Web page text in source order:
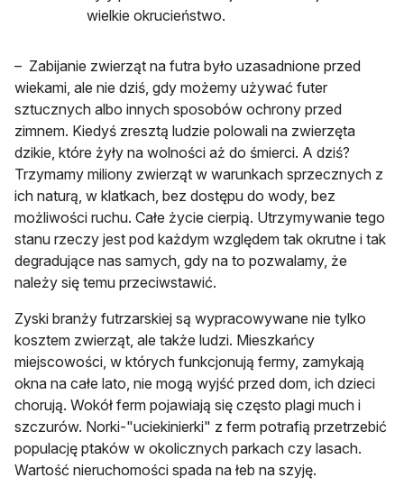
wielkie okrucieństwo.
– Zabijanie zwierząt na futra było uzasadnione przed
wiekami, ale nie dziś, gdy możemy używać futer
sztucznych albo innych sposobów ochrony przed
zimnem. Kiedyś zresztą ludzie polowali na zwierzęta
dzikie, które żyły na wolności aż do śmierci. A dziś?
Trzymamy miliony zwierząt w warunkach sprzecznych z
ich naturą, w klatkach, bez dostępu do wody, bez
możliwości ruchu. Całe życie cierpią. Utrzymywanie tego
stanu rzeczy jest pod każdym względem tak okrutne i tak
degradujące nas samych, gdy na to pozwalamy, że
należy się temu przeciwstawić.
Zyski branży futrzarskiej są wypracowywane nie tylko
kosztem zwierząt, ale także ludzi. Mieszkańcy
miejscowości, w których funkcjonują fermy, zamykają
okna na całe lato, nie mogą wyjść przed dom, ich dzieci
chorują. Wokół ferm pojawiają się często plagi much i
szczurów. Norki-"uciekinierki" z ferm potrafią przetrzebić
populację ptaków w okolicznych parkach czy lasach.
Wartość nieruchomości spada na łeb na szyję.